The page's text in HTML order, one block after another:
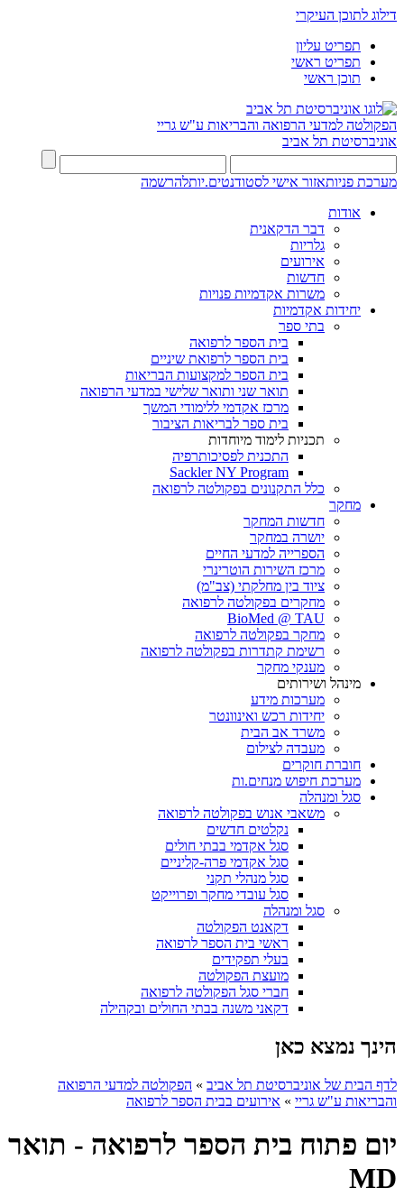
דילוג לתוכן העיקרי
תפריט עליון
תפריט ראשי
תוכן ראשי
הפקולטה למדעי הרפואה והבריאות ע"ש גריי
אוניברסיטת תל אביב
מערכת פניותאזור אישי לסטודנטים.יותלהרשמה
אודות
דבר הדקאנית
גלריות
אירועים
חדשות
משרות אקדמיות פנויות
יחידות אקדמיות
בתי ספר
בית הספר לרפואה
בית הספר לרפואת שיניים
בית הספר למקצועות הבריאות
תואר שני ותואר שלישי במדעי הרפואה
מרכז אקדמי ללימודי המשך
בית ספר לבריאות הציבור
תכניות לימוד מיוחדות
התכנית לפסיכותרפיה
Sackler NY Program
כלל התקנונים בפקולטה לרפואה
מחקר
חדשות המחקר
יושרה במחקר
הספרייה למדעי החיים
מרכז השירות הוטרינרי
ציוד בין מחלקתי (צב"מ)
מחקרים בפקולטה לרפואה
BioMed @ TAU
מחקר בפקולטה לרפואה
רשימת קתדרות בפקולטה לרפואה
מענקי מחקר
מינהל ושירותים
מערכות מידע
יחידות רכש ואינוונטר
משרד אב הבית
מעבדה לצילום
חוברת חוקרים
מערכת חיפוש מנחים.ות
סגל ומנהלה
משאבי אנוש בפקולטה לרפואה
נקלטים חדשים
סגל אקדמי בבתי חולים
סגל אקדמי פרה-קליניים
סגל מנהלי תקני
סגל עובדי מחקר ופרוייקט
סגל ומנהלה
דקאנט הפקולטה
ראשי בית הספר לרפואה
בעלי תפקידים
מועצת הפקולטה
חברי סגל הפקולטה לרפואה
דקאני משנה בבתי החולים ובקהילה
הינך נמצא כאן
לדף הבית של אוניברסיטת תל אביב » הפקולטה למדעי הרפואה
והבריאות ע"ש גריי » אירועים בבית הספר לרפואה
יום פתוח בית הספר לרפואה - תואר
MD